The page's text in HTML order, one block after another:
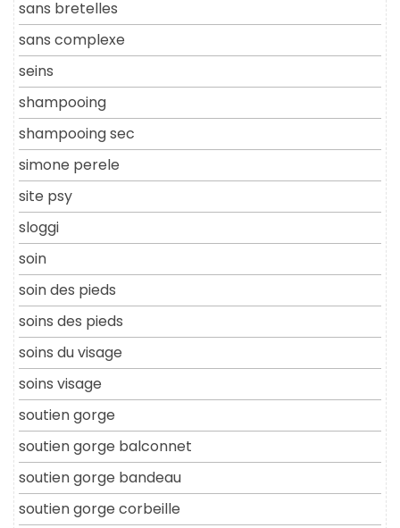
sans bretelles
sans complexe
seins
shampooing
shampooing sec
simone perele
site psy
sloggi
soin
soin des pieds
soins des pieds
soins du visage
soins visage
soutien gorge
soutien gorge balconnet
soutien gorge bandeau
soutien gorge corbeille